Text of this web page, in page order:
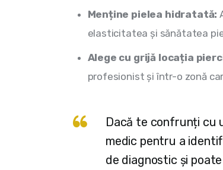
Menține pielea hidratată:
elasticitatea și sănătatea
Alege cu grijă locația
profesionist și într-o zonă
Dacă te confrunți cu
medic pentru a
de diagnostic și